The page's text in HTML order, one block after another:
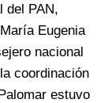
del PAN,
Eugenia
nacional
coordinación
estuvo